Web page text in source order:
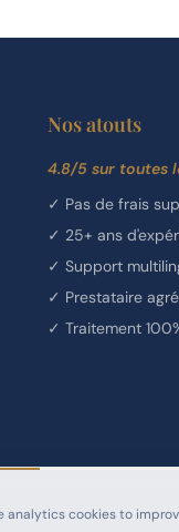
analytics cookies to
Nos atouts
4.8/5 sur toutes
✓ Pas de frais
✓ 25+ ans
✓ Support
✓ Prestataire
✓ Traitement
SA21/012.